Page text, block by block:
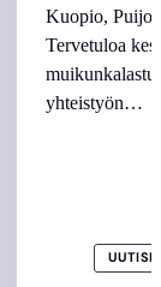
Kuopio,
Tervetuloa
yhteistyön…